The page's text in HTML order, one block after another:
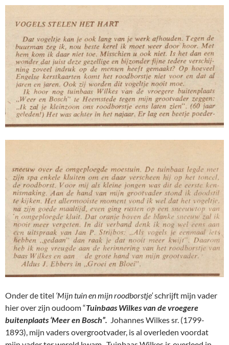
Onder de titel ‘Mijn tuin en mijn roodborstje’schrijft mijn vader
hier over zijn oudoom “Tuinbaas Wilkes van de vroegere
buitenplaats ‘Meer en Bosch”.
Johannes Wilkes sr. (1799-
1893), mijn vaders overgrootvader, is al overleden voordat